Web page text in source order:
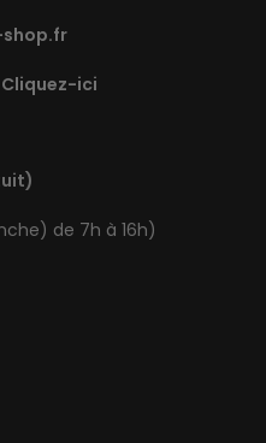
Cliquez-ici
de 7h à 16h)